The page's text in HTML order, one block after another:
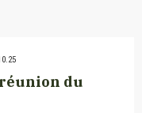
réunion du